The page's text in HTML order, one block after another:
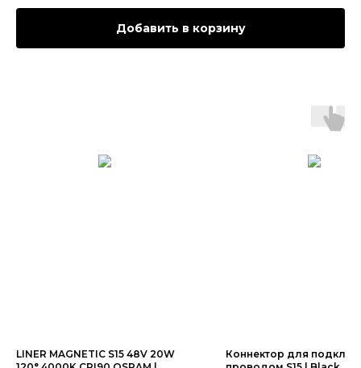
Добавить в корзину
LINER MAGNETIC S15 48V 20W
Коннектор для